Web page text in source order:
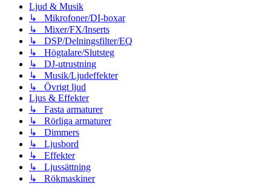
Ljud & Musik
↳ Mikrofoner/DI-boxar
↳ Mixer/FX/Inserts
↳ DSP/Delningsfilter/EQ
↳ Högtalare/Slutsteg
↳ DJ-utrustning
↳ Musik/Ljudeffekter
↳ Övrigt ljud
Ljus & Effekter
↳ Fasta armaturer
↳ Rörliga armaturer
↳ Dimmers
↳ Ljusbord
↳ Effekter
↳ Ljussättning
↳ Rökmaskiner